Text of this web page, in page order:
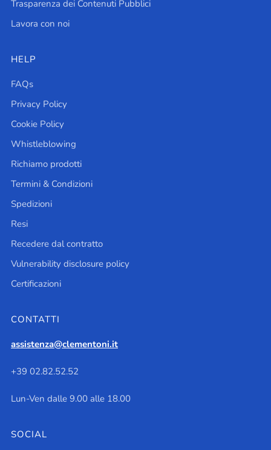
Trasparenza dei Contenuti Pubblici
Lavora con noi
HELP
FAQs
Privacy Policy
Cookie Policy
Whistleblowing
Richiamo prodotti
Termini & Condizioni
Spedizioni
Resi
Recedere dal contratto
Vulnerability disclosure policy
Certificazioni
CONTATTI
assistenza@clementoni.it
+39 02.82.52.52
Lun-Ven dalle 9.00 alle 18.00
SOCIAL